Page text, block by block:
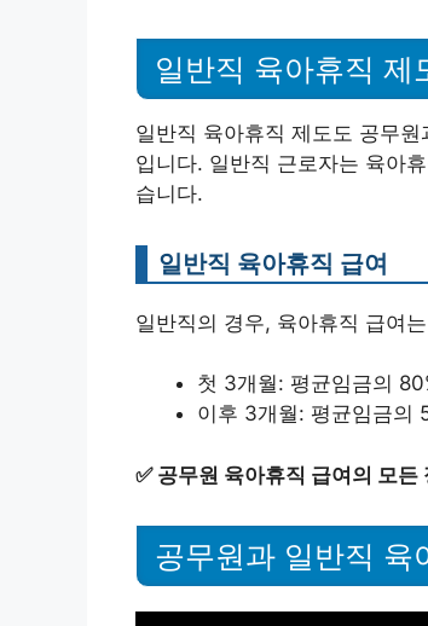
일반직 육아휴직 제
일반직 육아휴직 제도도 공무
입니다. 일반직 근로자는 육아
습니다.
일반직 육아휴직 급여
일반직의 경우, 육아휴직 급여
첫 3개월: 평균임금의
이후 3개월: 평균임금의
✅ 공무원 육아휴직 급여의 모
공무원과 일반직 육